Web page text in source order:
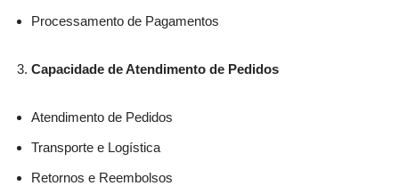
Processamento de Pagamentos
Capacidade de Atendimento de Pedidos
Atendimento de Pedidos
Transporte e Logística
Retornos e Reembolsos